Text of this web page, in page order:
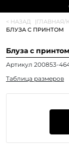
< НАЗАД |ГЛАВНАЯ/
БЛУЗА С ПРИНТОМ
Блуза с
Артикул 200853-
Таблица размеров